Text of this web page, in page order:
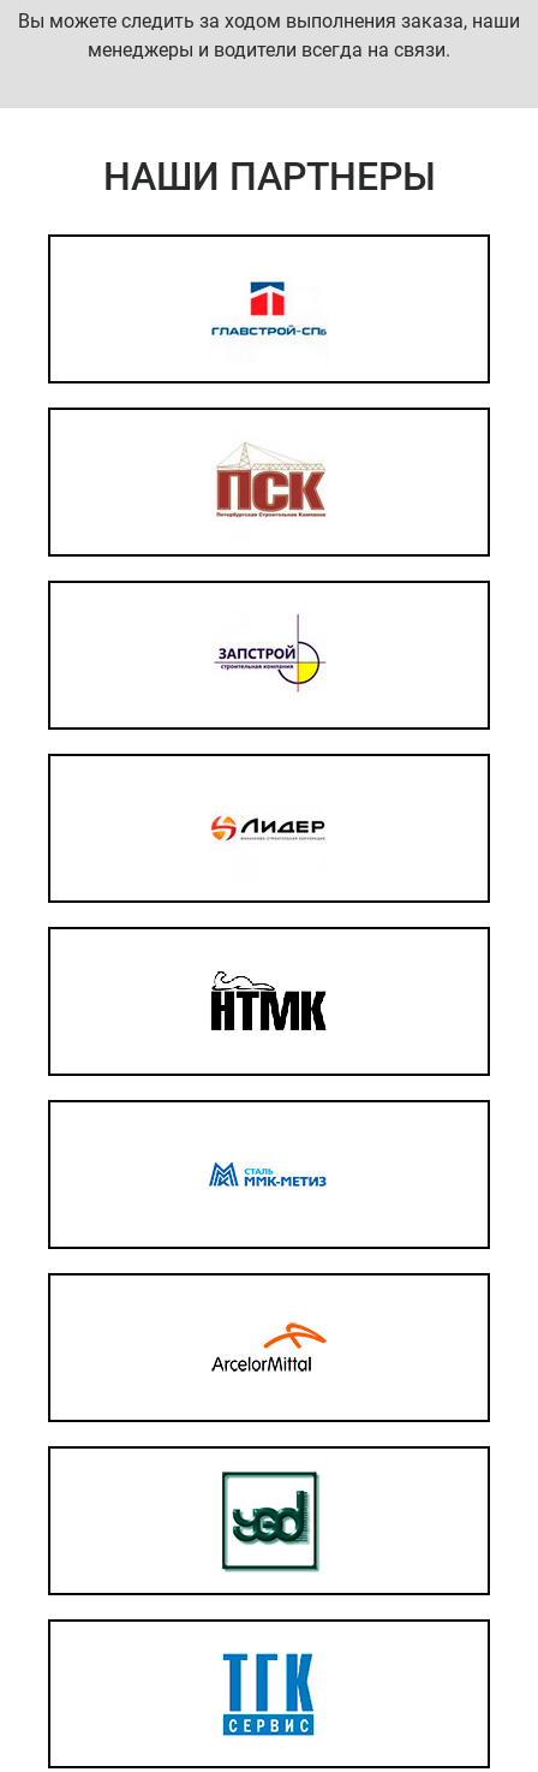
Вы можете следить за ходом выполнения заказа, наши
менеджеры и водители всегда на связи.
НАШИ ПАРТНЕРЫ